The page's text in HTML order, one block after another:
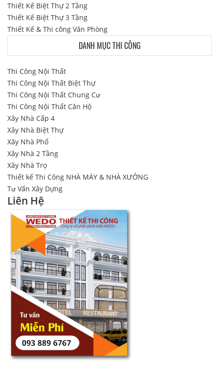
Thiết Kế Biệt Thự 2 Tầng
Thiết Kế Biệt Thự 3 Tầng
Thiết Kế & Thi công Văn Phòng
DANH MỤC THI CÔNG
Thi Công Nội Thất
Thi Công Nội Thất Biệt Thự
Thi Công Nội Thất Chung Cư
Thi Công Nội Thất Căn Hộ
Xây Nhà Cấp 4
Xây Nhà Biệt Thự
Xây Nhà Phố
Xây Nhà 2 Tầng
Xây Nhà Trọ
Thiết kế Thi Công NHÀ MÁY & NHÀ XƯỞNG
Tư Vấn Xây Dựng
Liên Hệ